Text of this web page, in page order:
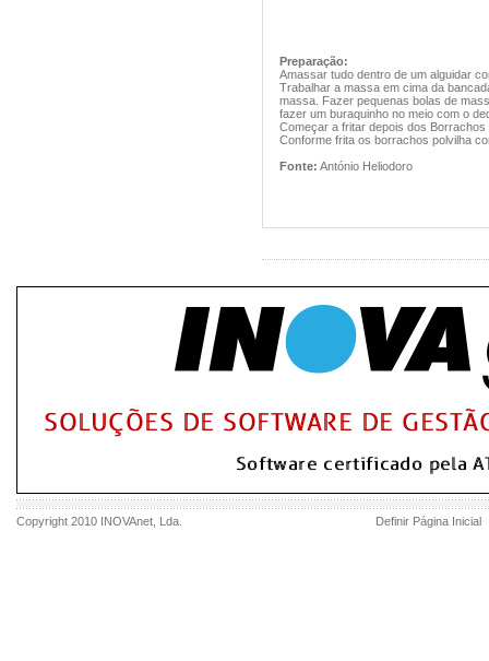
Preparação:
Amassar tudo dentro de um alguidar
Trabalhar a massa em cima da
massa. Fazer pequenas bolas de
fazer um buraquinho no meio com o
Começar a fritar depois dos Borrachos
Conforme frita os borrachos polvilha
Fonte: António Heliodoro
Copyright 2010 INOVAnet , Lda. Definir Página Inicial